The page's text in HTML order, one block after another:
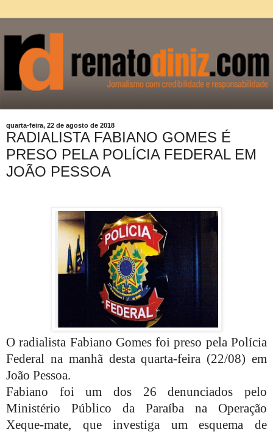
quarta-feira, 22 de agosto de 2018
RADIALISTA FABIANO GOMES É
PRESO PELA POLÍCIA FEDERAL EM
JOÃO PESSOA
O radialista Fabiano Gomes foi preso pela Polícia
Federal na manhã desta quarta-feira (22/08) em
João Pessoa.
Fabiano foi um dos 26 denunciados pelo
Ministério Público da Paraíba na Operação
Xeque-mate, que investiga um esquema de